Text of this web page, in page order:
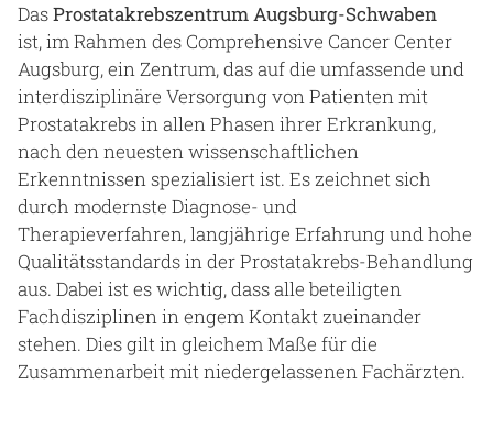
Beruf & Karriere
Notaufnahme
Anreise
DasProstatakrebszentrum Augsburg-Schwaben
ist, im Rahmen des Comprehensive Cancer Center
Augsburg, ein Zentrum, das auf die umfassende und
interdisziplinäre Versorgung von Patienten mit
Prostatakrebs in allen Phasen ihrer Erkrankung,
nach den neuesten wissenschaftlichen
Erkenntnissen spezialisiert ist. Es zeichnet sich
durch modernste Diagnose- und
Therapieverfahren, langjährige Erfahrung und hohe
Qualitätsstandards in der Prostatakrebs-Behandlung
aus. Dabei ist es wichtig, dass alle beteiligten
Fachdisziplinen in engem Kontakt zueinander
stehen. Dies gilt in gleichem Maße für die
Zusammenarbeit mit niedergelassenen Fachärzten.